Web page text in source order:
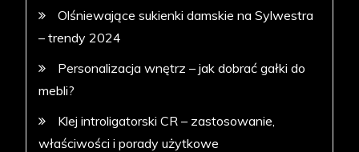
Olśniewające sukienki damskie na Sylwestra
– trendy 2024
Personalizacja wnętrz – jak dobrać gałki do
mebli?
Klej introligatorski CR – zastosowanie,
właściwości i porady użytkowe